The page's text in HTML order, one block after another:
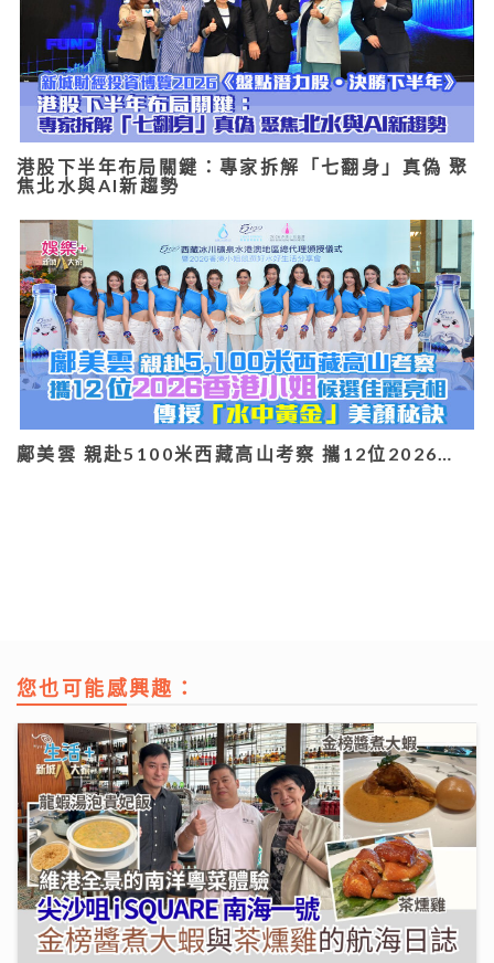
港股下半年布局關鍵：專家拆解「七翻身」真偽 聚
焦北水與AI新趨勢
鄺美雲 親赴5100米西藏高山考察 攜12位2026…
您也可能感興趣：